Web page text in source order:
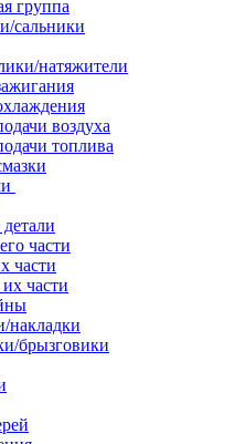
группа
сальники
натяжители
воздуха
топлива
части
части
части
накладки
брызговики